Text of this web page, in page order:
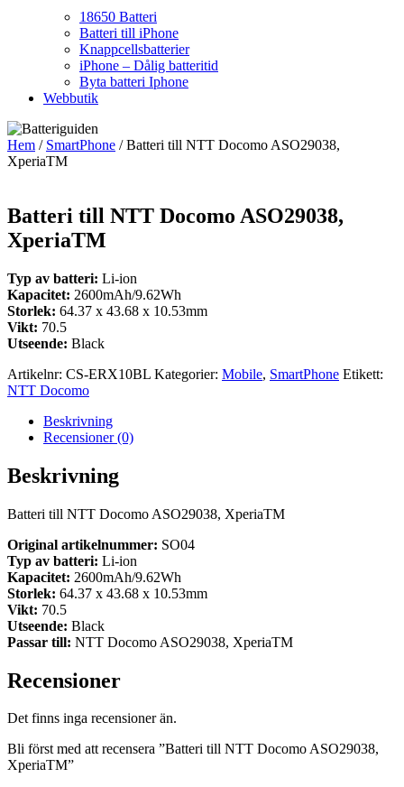
18650 Batteri
Batteri till iPhone
Knappcellsbatterier
iPhone – Dålig batteritid
Byta batteri Iphone
Webbutik
Hem / SmartPhone / Batteri till NTT Docomo ASO29038,
XperiaTM
Batteri till NTT Docomo ASO29038,
XperiaTM
Typ av batteri: Li-ion
Kapacitet: 2600mAh/9.62Wh
Storlek: 64.37 x 43.68 x 10.53mm
Vikt: 70.5
Utseende: Black
Artikelnr: CS-ERX10BL Kategorier: Mobile, SmartPhone Etikett:
NTT Docomo
Beskrivning
Recensioner (0)
Beskrivning
Batteri till NTT Docomo ASO29038, XperiaTM
Original artikelnummer: SO04
Typ av batteri: Li-ion
Kapacitet: 2600mAh/9.62Wh
Storlek: 64.37 x 43.68 x 10.53mm
Vikt: 70.5
Utseende: Black
Passar till: NTT Docomo ASO29038, XperiaTM
Recensioner
Det finns inga recensioner än.
Bli först med att recensera ”Batteri till NTT Docomo ASO29038,
XperiaTM”